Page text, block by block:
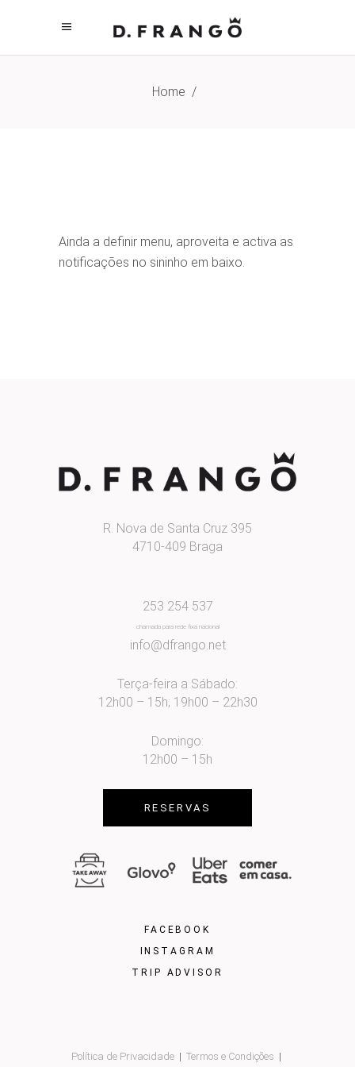
Home /
Ainda a definir menu, aproveita e activa as
notificações no sininho em baixo.
R. Nova de Santa Cruz 395
4710-409 Braga
253 254 537
chamada para rede fixa nacional
info@dfrango.net
Terça-feira a Sábado:
12h00 – 15h; 19h00 – 22h30
Domingo:
12h00 – 15h
RESERVAS
FACEBOOK
INSTAGRAM
TRIP ADVISOR
Política de Privacidade Termos e Condições